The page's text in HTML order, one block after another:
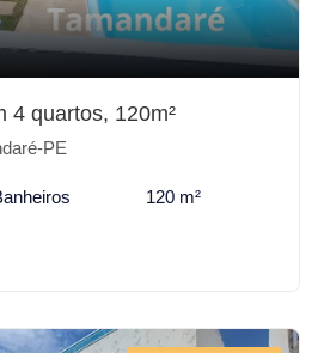
4 quartos, 120m²
PE
120 m²